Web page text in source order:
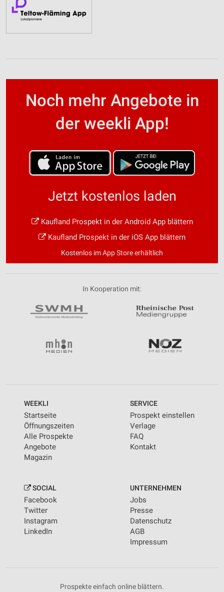
Noch mehr Angebote in
der weekli App!
Jetzt kostenlos laden
Kaufland Prospekt in der Android App blättern
Kaufland Prospekt in der iOS App blättern
Kostenlos im App Store erhältlich
In Kooperation mit:
WEEKLI
Startseite
Öffnungszeiten
Alle Prospekte
Angebote
Magazin
SERVICE
Prospekt einstellen
Verlage
FAQ
Kontakt
SOCIAL
Facebook
Twitter
Instagram
LinkedIn
UNTERNEHMEN
Jobs
Presse
Datenschutz
AGB
Impressum
Prospekte einfach online blättern.